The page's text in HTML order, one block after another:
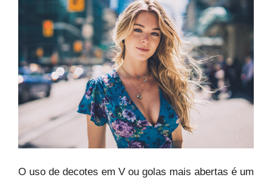
O uso de decotes em V ou golas mais abertas é um